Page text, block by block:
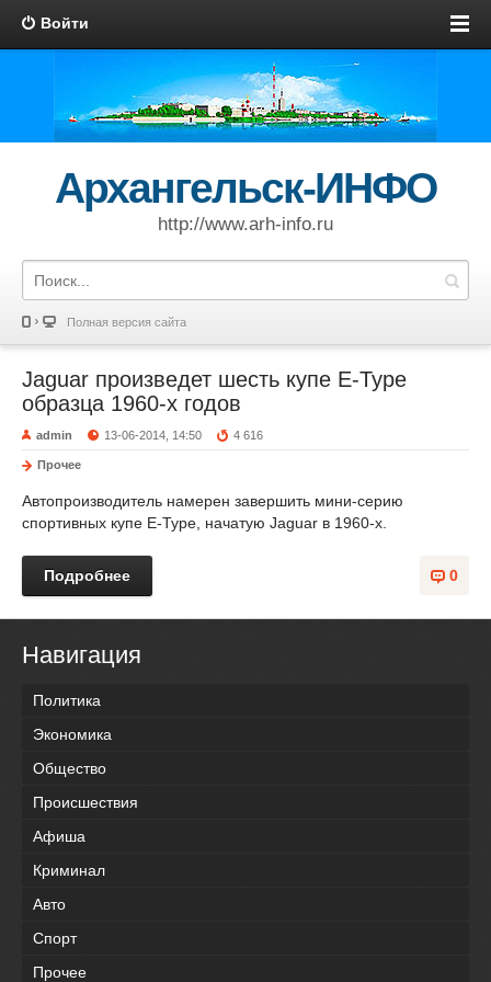
Войти
Архангельск-ИНФО
http://www.arh-info.ru
Полная версия сайта
Jaguar произведет шесть купе E-Type
образца 1960-х годов
admin 13-06-2014, 14:50 4 616
Прочее
Автопроизводитель намерен завершить мини-серию
спортивных купе E-Type, начатую Jaguar в 1960-х.
0
Подробнее
Навигация
Политика
Экономика
Общество
Происшествия
Афиша
Криминал
Авто
Спорт
Прочее